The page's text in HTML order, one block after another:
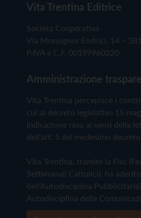
Vita Trentina Editrice
Società Cooperativa
Via Monsignor Endrici, 14 –
P.IVA e C.F. 00199960220
Amministrazione
Vita Trentina percepisce i
cui al decreto legislativo 15
Indicazione resa ai sensi della
dell'art. 5 del medesimo decreto
Vita Trentina, tramite la Fisc
Settimanali Cattolici), ha
dell'Autodisciplina
Autodisciplina della